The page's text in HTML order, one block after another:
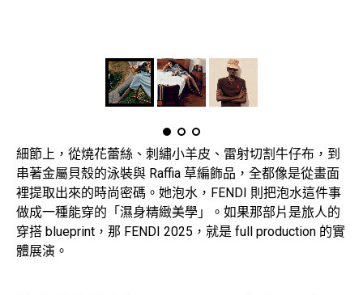
細節上，從燒花蕾絲、刺繡小羊皮、雷射切割牛仔布，到
串著金屬貝殼的泳裝與 Raffia 草編飾品，全都像是從畫面
裡提取出來的時尚密碼。她泡水，FENDI 則把泡水這件事
做成一種能穿的「濕身精緻美學」。如果那部片是旅人的
穿搭 blueprint，那 FENDI 2025，就是 full production 的實
體展演。